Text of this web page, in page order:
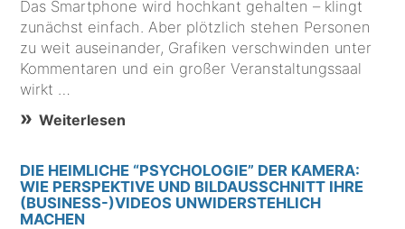
Das Smartphone wird hochkant gehalten – klingt
zunächst einfach. Aber plötzlich stehen Personen
zu weit auseinander, Grafiken verschwinden unter
Kommentaren und ein großer Veranstaltungssaal
wirkt …
Weiterlesen
DIE HEIMLICHE “PSYCHOLOGIE” DER KAMERA:
WIE PERSPEKTIVE UND BILDAUSSCHNITT IHRE
(BUSINESS-)VIDEOS UNWIDERSTEHLICH
MACHEN